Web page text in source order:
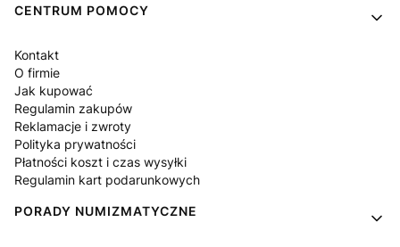
Linki w stopce
CENTRUM POMOCY
Kontakt
O firmie
Jak kupować
Regulamin zakupów
Reklamacje i zwroty
Polityka prywatności
Płatności koszt i czas wysyłki
Regulamin kart podarunkowych
PORADY NUMIZMATYCZNE